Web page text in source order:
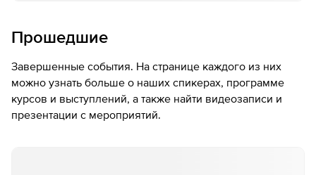
Прошедшие
Завершенные события. На странице каждого из них
можно узнать больше о наших спикерах, программе
курсов и выступлений, а также найти видеозаписи и
презентации с мероприятий.